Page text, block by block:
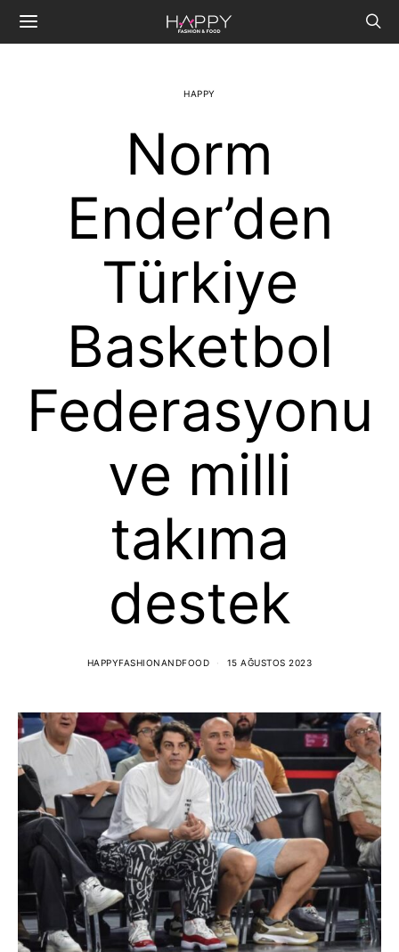
HAPPY
Norm
Ender’den
Türkiye
Basketbol
Federasyonu
ve milli
takıma
destek
HAPPYFASHIONANDFOOD 15 AĞUSTOS 2023